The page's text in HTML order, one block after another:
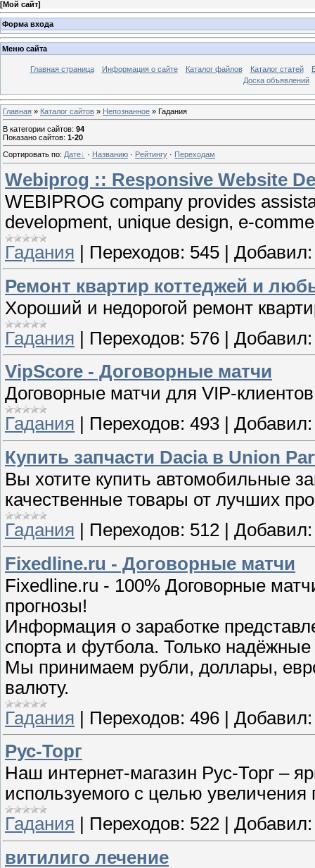
[Мой сайт]
Форма входа
Меню сайта
Главная страница Информация о сайте Каталог файлов Каталог статей
Доска объявлений
Главная » Каталог сайтов » Непознанное » Гадания
В категории сайтов: 94
Показано сайтов: 1-20
Сортировать по: Дате · Названию · Рейтингу · Переходам
Webiprog :: Responsive Website
WEBIPROG company provides
development, unique design, e-
Гадания
Переходов: 545
Добавил:
Ремонт квартир коттеджей и
Хороший и недорогой ремонт
Гадания | Переходов: 576 | Добавил:
VipScore - Договорные матчи
Договорные матчи для VIP-
Гадания
Переходов: 493
Добавил:
Купить запчасти Dacia в Union
Вы хотите купить автомобильные
качественные товары от лучших
Гадания
Переходов: 512
Добавил:
Fixedline.ru - Договорные матчи
Fixedline.ru - 100% Договорные
прогнозы!
Информация о заработке
спорта и футбола. Только
Мы принимаем рубли, доллары,
валюту.
Гадания | Переходов: 496 | Добавил:
Рус-Торг
Наш интернет-магазин Рус-Торг –
используемого с целью
Гадания
Переходов: 522
Добавил:
витилиго лечение